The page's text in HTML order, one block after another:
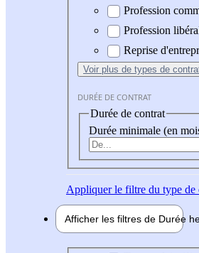
Profession
Profession
Reprise
Voir plus de types de
DURÉE DE CONTRAT
Durée de contrat
Durée minimale (en
Appliquerle filtre du type de
Afficher les filtres de Durée